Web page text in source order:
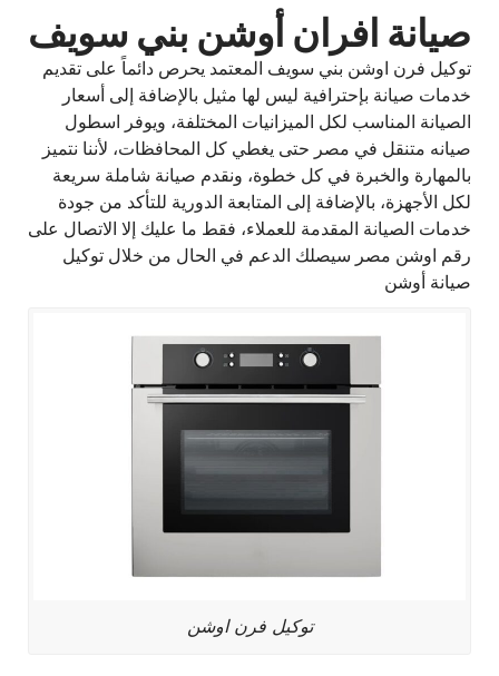
صيانة افران أوشن بني سويف
توكيل فرن اوشن بني سويف المعتمد يحرص دائماً على تقديم
خدمات صيانة بإحترافية ليس لها مثيل بالإضافة إلى أسعار
الصيانة المناسب لكل الميزانيات المختلفة، ويوفر اسطول
صيانه متنقل في مصر حتى يغطي كل المحافظات، لأننا نتميز
بالمهارة والخبرة في كل خطوة، ونقدم صيانة شاملة سريعة
لكل الأجهزة، بالإضافة إلى المتابعة الدورية للتأكد من جودة
خدمات الصيانة المقدمة للعملاء، فقط ما عليك إلا الاتصال على
رقم اوشن مصر سيصلك الدعم في الحال من خلال توكيل
صيانة أوشن
توكيل فرن اوشن